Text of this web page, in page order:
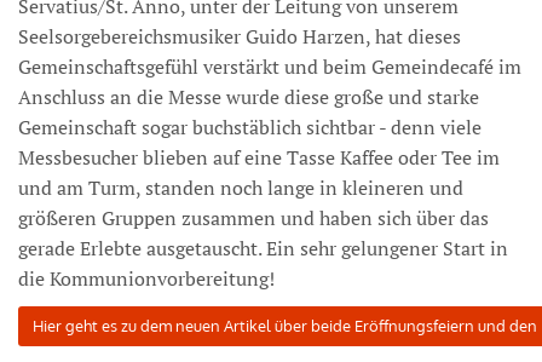
Servatius/St. Anno, unter der Leitung von unserem
Seelsorgebereichsmusiker Guido Harzen, hat dieses
Gemeinschaftsgefühl verstärkt und beim Gemeindecafé im
Anschluss an die Messe wurde diese große und starke
Gemeinschaft sogar buchstäblich sichtbar - denn viele
Messbesucher blieben auf eine Tasse Kaffee oder Tee im
und am Turm, standen noch lange in kleineren und
größeren Gruppen zusammen und haben sich über das
gerade Erlebte ausgetauscht. Ein sehr gelungener Start in
die Kommunionvorbereitung!
Hier geht es zu dem neuen Artikel über beide Eröffnungsfeiern und